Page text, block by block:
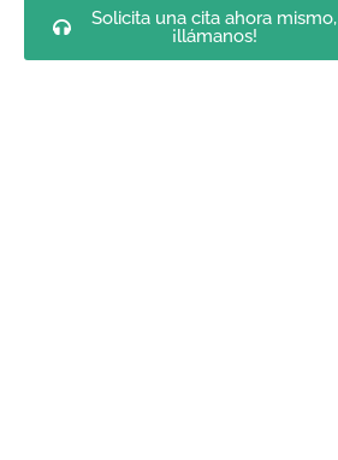
Solicita una cita ahora mismo,
¡llámanos!